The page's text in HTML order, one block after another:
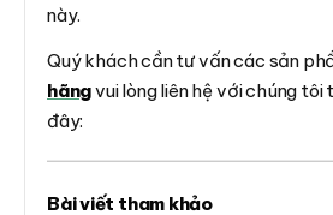
này.
Quý khách cần tư vấn các sản
hãngvui lòng liên hệ với chúng tôi
đây:
Bài viết tham khảo